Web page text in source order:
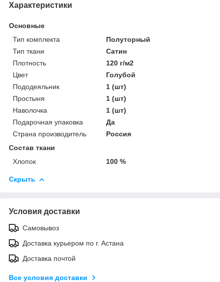
Характеристики
Основные
Тип комплекта
Полуторный
Тип ткани
Сатин
Плотность
120 г/м2
Цвет
Голубой
Пододеяльник
1 (шт)
Простыня
1 (шт)
Наволочка
1 (шт)
Подарочная упаковка
Да
Страна производитель
Россия
Состав ткани
Хлопок
100 %
Скрыть
Условия доставки
Самовывоз
Доставка курьером по г. Астана
Доставка почтой
Все условия доставки